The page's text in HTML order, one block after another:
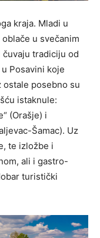
kraja. Mladi u
u svečanim
tradiciju od
Posavini koje
posebno su
istaknule:
(Orašje) i
Šamac). Uz
te izložbe i
ali i gastro-
turistički